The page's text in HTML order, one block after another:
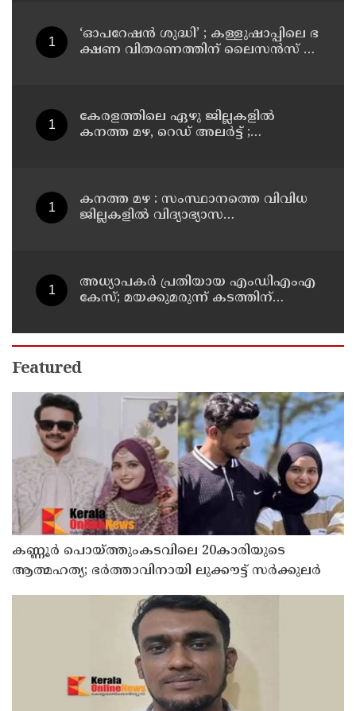
‘ഓ​പ​റേ​ഷ​ൻ ശു​ദ്ധി’ ; ക​ള്ളു​ഷാ​പ്പി​ലെ ഭ​
ക്ഷ​ണ വി​ത​ര​ണ​ത്തി​ന് ലൈ​സ​ൻ​സ് നി​
കേരളത്തിലെ ഏഴു ജില്ലകളിൽ
കനത്ത മഴ, റെഡ് അലർട്ട് ;
കനത്ത മഴ : സംസ്ഥാനത്തെ വിവിധ
ജില്ലകളിൽ വിദ്യാഭ്യാസ
അധ്യാപകര്‍ പ്രതിയായ എംഡിഎംഎ
കേസ്; മയക്കുമരുന്ന് കടത്തിന്
സംശയം
Featured
കണ്ണൂർ പൊയ്ത്തുംകടവിലെ 20കാരിയുടെ
ആത്മഹത്യ; ഭർത്താവിനായി ലുക്കൗട്ട് സർക്കുലർ